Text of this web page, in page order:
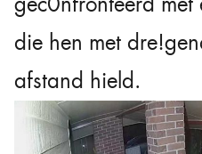
die hen met
afstand hield.